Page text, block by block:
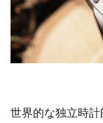
世界的な独立時